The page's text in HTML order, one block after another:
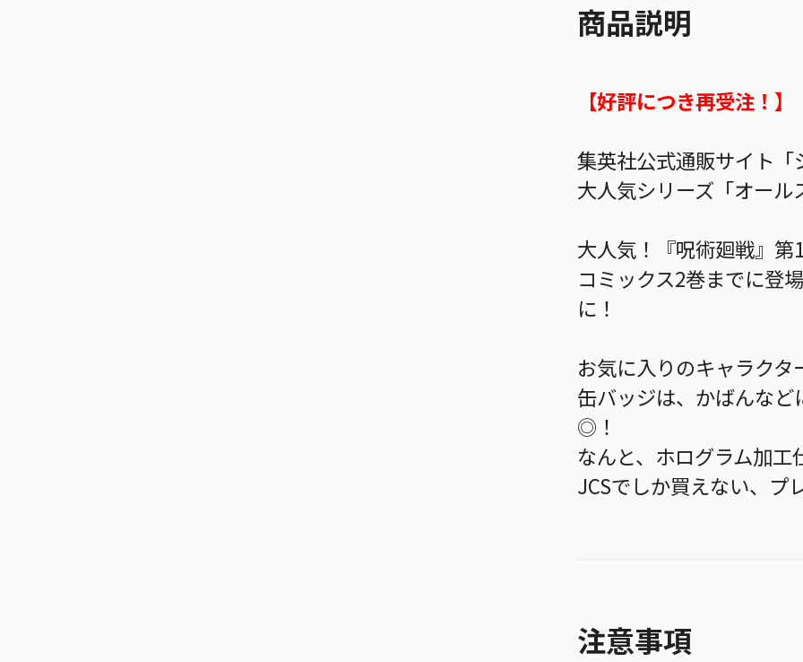
商品説明
【好評につき再受注！】
集英社公式通販サイト「
大人気シリーズ「オー
大人気！『呪術廻戦』第
コミックス2巻までに登
に！
お気に入りのキャラクタ
缶バッジは、かばんな
◎！
なんと、ホログラム加工
JCSでしか買えない、プ
注意事項